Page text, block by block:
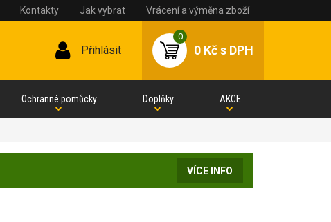
Kontakty Jak vybrat Vrácení a výměna zboží
Přihlásit
0
0 Kčs DPH
Ochranné pomůcky Doplňky AKCE
VÍCE INFO